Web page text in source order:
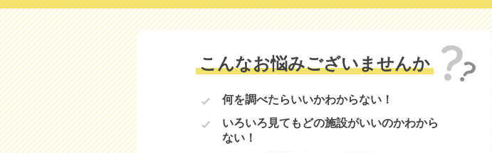
こんなお悩みございませんか
何を調べたらいいかわからない！
いろいろ見てもどの施設がいいのかわから
ない！